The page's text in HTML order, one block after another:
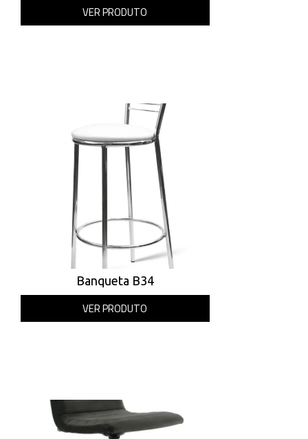
VER PRODUTO
Banqueta B34
VER PRODUTO